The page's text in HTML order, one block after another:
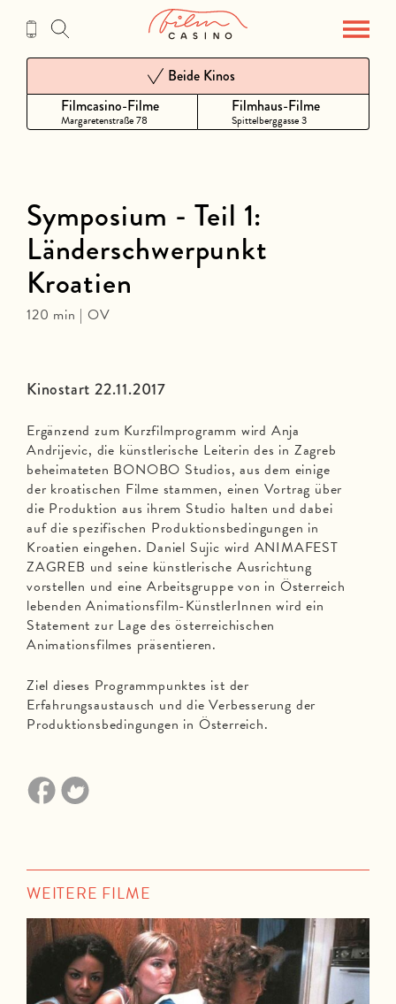
Inhalt
Filmcasino-Filme
Margaretenstraße 78
Beide Kinos
Filmhaus-Filme
Spittelberggasse 3
Kinostart 22.11.2017
Ergänzend zum Kurzfilmprogramm wird Anja
Andrijevic, die künstlerische Leiterin des in Zagreb
beheimateten BONOBO Studios, aus dem einige
der kroatischen Filme stammen, einen Vortrag über
die Produktion aus ihrem Studio halten und dabei
auf die spezifischen Produktionsbedingungen in
Kroatien eingehen. Daniel Sujic wird ANIMAFEST
ZAGREB und seine künstlerische Ausrichtung
vorstellen und eine Arbeitsgruppe von in Österreich
lebenden Animationsfilm-KünstlerInnen wird ein
Statement zur Lage des österreichischen
Animationsfilmes präsentieren.
Ziel dieses Programmpunktes ist der
Erfahrungsaustausch und die Verbesserung der
Produktionsbedingungen in Österreich.
Symposium - Teil 1:
Länderschwerpunkt
Kroatien
120 min | OV
WEITERE FILME